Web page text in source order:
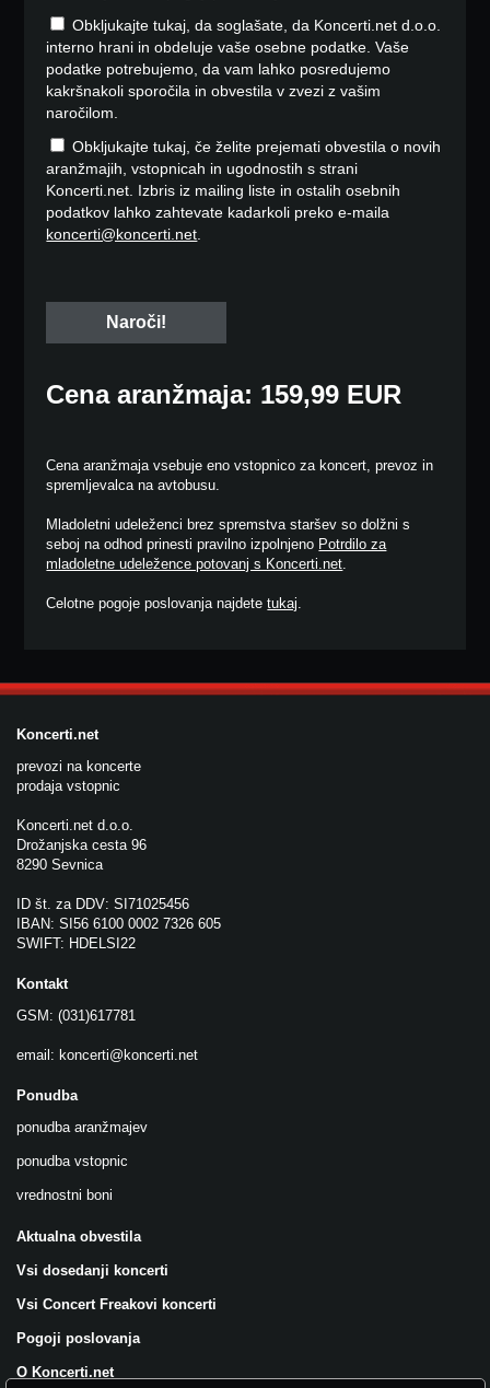
Obkljukajte tukaj, da soglašate, da Koncerti.net d.o.o.
interno hrani in obdeluje vaše osebne podatke. Vaše
podatke potrebujemo, da vam lahko posredujemo
kakršnakoli sporočila in obvestila v zvezi z vašim
naročilom.
Obkljukajte tukaj, če želite prejemati obvestila o novih
aranžmajih, vstopnicah in ugodnostih s strani
Koncerti.net. Izbris iz mailing liste in ostalih osebnih
podatkov lahko zahtevate kadarkoli preko e-maila
koncerti@koncerti.net.
Cena aranžmaja: 159,99 EUR
Cena aranžmaja vsebuje eno vstopnico za koncert, prevoz in
spremljevalca na avtobusu.
Mladoletni udeleženci brez spremstva staršev so dolžni s
seboj na odhod prinesti pravilno izpolnjeno Potrdilo za
mladoletne udeležence potovanj s Koncerti.net.
Celotne pogoje poslovanja najdetetukaj.
Koncerti.net
prevozi na koncerte
prodaja vstopnic
Koncerti.net d.o.o.
Drožanjska cesta 96
8290 Sevnica
ID št. za DDV: SI71025456
IBAN: SI56 6100 0002 7326 605
SWIFT: HDELSI22
Kontakt
GSM: (031)617781
email: koncerti@koncerti.net
Ponudba
ponudba aranžmajev
ponudba vstopnic
vrednostni boni
Aktualna obvestila
Vsi dosedanji koncerti
Vsi Concert Freakovi koncerti
Pogoji poslovanja
O Koncerti.net